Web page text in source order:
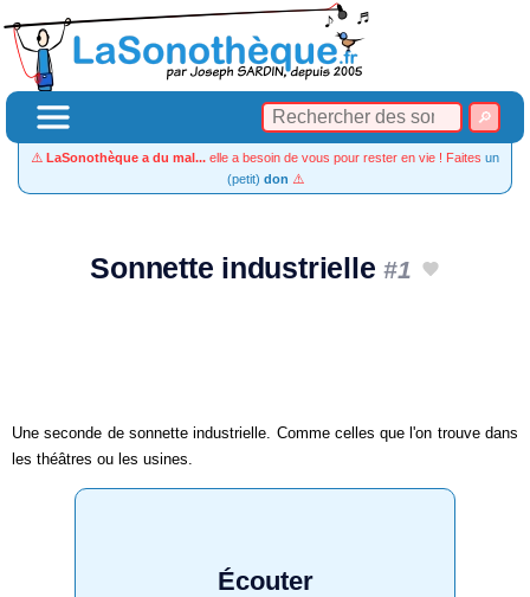
⚠️ LaSonothèque a du mal... elle a besoin de vous pour rester en vie ! Faites un
(petit) don ⚠️
Sonnette industrielle#1
Une seconde de sonnette industrielle. Comme celles que l'on trouve dans
les théâtres ou les usines.
Écouter